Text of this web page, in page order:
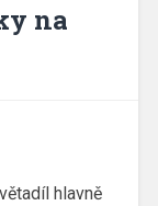
na
hlavně